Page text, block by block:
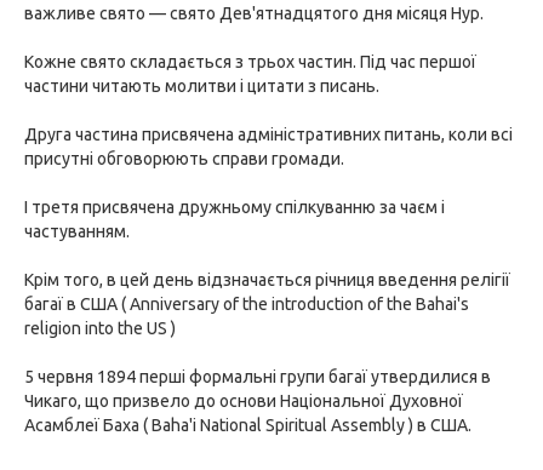
важливе свято — свято Дев'ятнадцятого дня місяця Нур.
Кожне свято складається з трьох частин. Під час першої
частини читають молитви і цитати з писань.
Друга частина присвячена адміністративних питань, коли всі
присутні обговорюють справи громади.
І третя присвячена дружньому спілкуванню за чаєм і
частуванням.
Крім того, в цей день відзначається річниця введення релігії
багаї в США ( Anniversary of the introduction of the Bahai's
religion into the US )
5 червня 1894 перші формальні групи багаї утвердилися в
Чикаго, що призвело до основи Національної Духовної
Асамблеї Баха ( Baha'i National Spiritual Assembly ) в США.